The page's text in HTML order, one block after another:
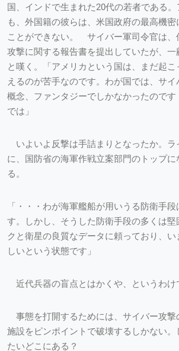
国、インドで生まれた20代の若者である
も、外国籍の彼らは、米国政府の最高機密
ことができない。 サイバー軍司令官は、
攻撃に関する報告書を提出していたが、一
と嘆く。「アメリカという国は、まだ起
えるのが苦手なのです。わが国では、サ
概念、ファンタジーでしかなかったのです
では」
いよいよ反撃は手詰まりとなったか。ラ
に、国防省の海軍作戦立案部門のトップに
る。
「・・・わが海軍艦船が用いうる防衛手
す。しかし、そうした防衛手段の多くは
クと衛星の良質なデータに頼っており、
しいという状態です」
近代兵器の盲点とはかくや、というわけ
事態を打開するためには、サイバー攻撃
施設をピンポイントで破壊するしかない。
たいどこにある？